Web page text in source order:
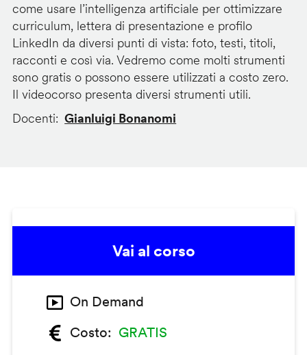
come usare l’intelligenza artificiale per ottimizzare
curriculum, lettera di presentazione e profilo
LinkedIn da diversi punti di vista: foto, testi, titoli,
racconti e così via. Vedremo come molti strumenti
sono gratis o possono essere utilizzati a costo zero.
Il videocorso presenta diversi strumenti utili.
Docenti
Gianluigi Bonanomi
Vai al corso
On Demand
Costo
GRATIS